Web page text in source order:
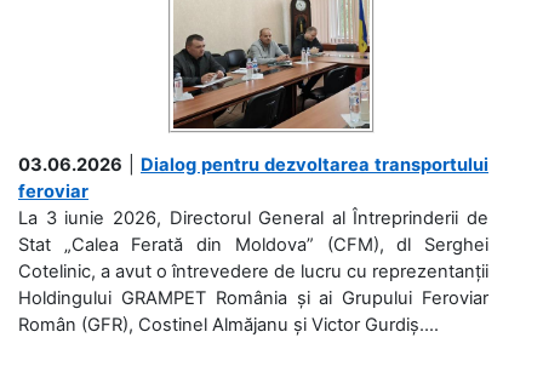
03.06.2026
Dialog pentru dezvoltarea transportului
feroviar
La 3 iunie 2026, Directorul General al Întreprinderii de
Stat „Calea Ferată din Moldova” (CFM), dl Serghei
Cotelinic, a avut o întrevedere de lucru cu reprezentanții
Holdingului GRAMPET România și ai Grupului Feroviar
Român (GFR), Costinel Almăjanu și Victor Gurdiș....